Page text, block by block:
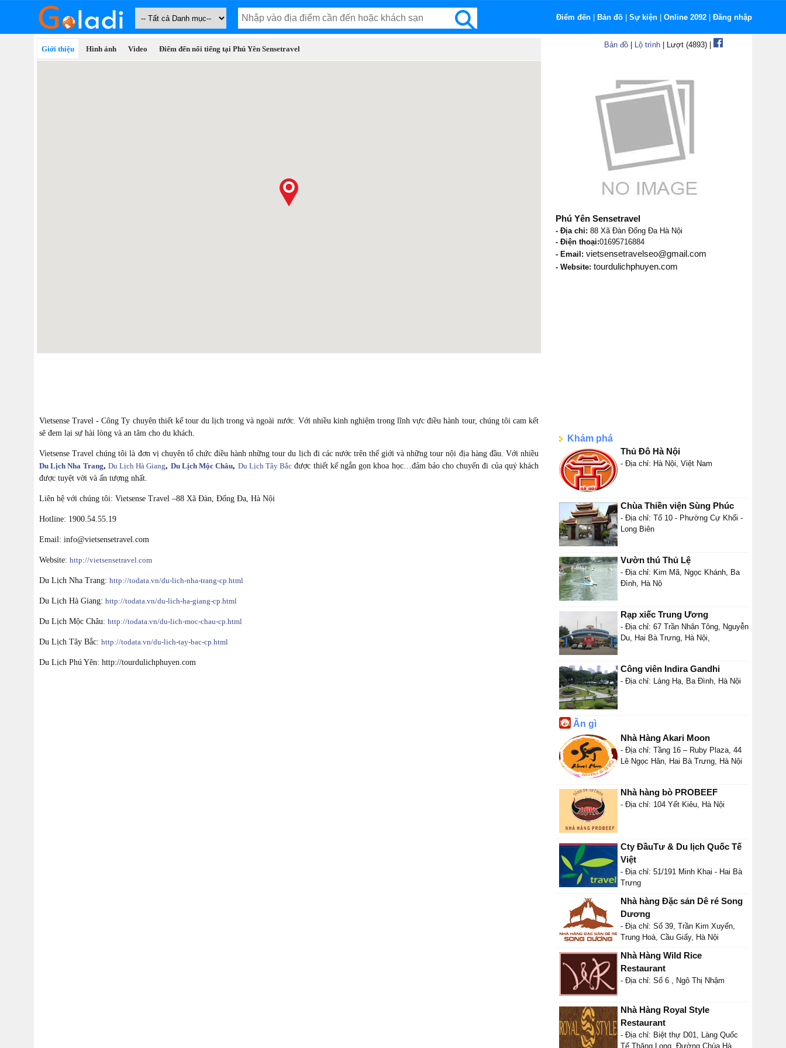
Điểm đến Bản đồ Sự kiện Online 2092 Đăng nhập
Giới thiệu Hình ảnh Video Điểm đến nổi tiếng tại Phú Yên Sensetravel
Vietsense Travel - Công Ty chuyên thiết kế tour du lịch trong và ngoài nước. Với nhiều kinh nghiệm trong lĩnh vực điều hành tour, chúng tôi cam kết
sẽ đem lại sự hài lòng và an tâm cho du khách.
Vietsense Travel chúng tôi là đơn vị chuyên tổ chức điều hành những tour du lịch đi các nước trên thế giới và những tour nội địa hàng đầu. Với nhiều
Du Lịch Nha Trang, Du Lịch Hà Giang, Du Lịch Mộc Châu, Du Lịch Tây Bắc được thiết kế ngắn gọn khoa học…đảm bảo cho chuyến đi của quý khách
được tuyệt vời và ấn tượng nhất.
Liên hệ với chúng tôi: Vietsense Travel –88 Xã Đàn, Đống Đa, Hà Nội
Hotline: 1900.54.55.19
Email: info@vietsensetravel.com
Website: http://vietsensetravel.com
Du Lịch Nha Trang: http://todata.vn/du-lich-nha-trang-cp.html
Du Lịch Hà Giang: http://todata.vn/du-lich-ha-giang-cp.html
Du Lịch Mộc Châu: http://todata.vn/du-lich-moc-chau-cp.html
Du Lịch Tây Bắc: http://todata.vn/du-lich-tay-bac-cp.html
Du Lịch Phú Yên: http://tourdulichphuyen.com
Bản đồ| Lộ trình| Lượt (4893) |
Phú Yên Sensetravel
- Địa chỉ: 88 Xã Đàn Đống Đa Hà Nội
- Điện thoại:01695716884
- Email: vietsensetravelseo@gmail.com
- Website: tourdulichphuyen.com
Khám phá
Thủ Đô Hà Nội
- Địa chỉ: Hà Nội, Việt Nam
Chùa Thiền viện Sùng Phúc
- Địa chỉ: Tổ 10 - Phường Cự Khối -
Long Biên
Vườn thú Thủ Lệ
- Địa chỉ: Kim Mã, Ngọc Khánh, Ba
Đình, Hà Nộ
Rạp xiếc Trung Ương
- Địa chỉ: 67 Trần Nhân Tông, Nguyễn
Du, Hai Bà Trưng, Hà Nội,
Công viên Indira Gandhi
- Địa chỉ: Láng Hạ, Ba Đình, Hà Nội
Ăn gì
Nhà Hàng Akari Moon
- Địa chỉ: Tầng 16 – Ruby Plaza, 44
Lê Ngọc Hân, Hai Bà Trưng, Hà Nội
Nhà hàng bò PROBEEF
- Địa chỉ: 104 Yết Kiêu, Hà Nội
Cty ĐầuTư & Du lịch Quốc Tế
Việt
- Địa chỉ: 51/191 Minh Khai - Hai Bà
Trưng
Nhà hàng Đặc sản Dê ré Song
Dương
- Địa chỉ: Số 39, Trần Kim Xuyến,
Trung Hoà, Cầu Giấy, Hà Nội
Nhà Hàng Wild Rice
Restaurant
- Địa chỉ: Số 6 , Ngô Thị Nhậm
Nhà Hàng Royal Style
Restaurant
- Địa chỉ: Biệt thự D01, Làng Quốc
Tế Thăng Long, Đường Chùa Hà,